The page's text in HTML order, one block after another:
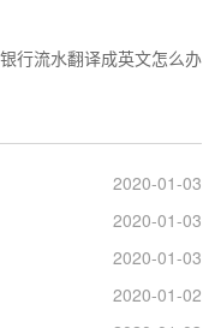
行流水翻译成英文怎么办
2020-01-03
2020-01-03
2020-01-03
2020-01-02